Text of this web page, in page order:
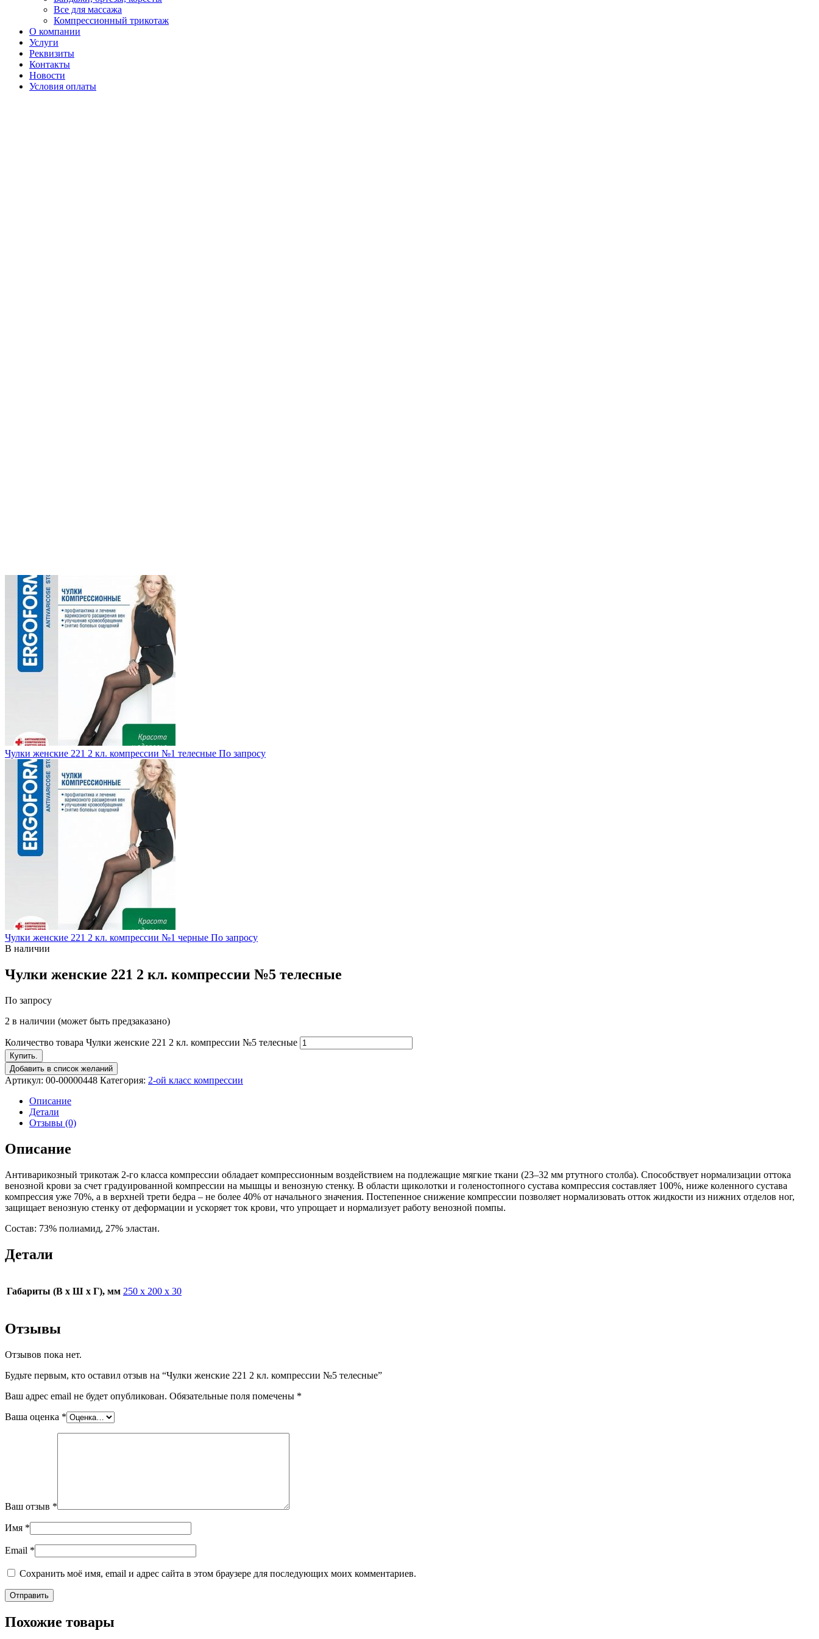
Все для массажа
Компрессионный трикотаж
О компании
Услуги
Реквизиты
Контакты
Новости
Условия оплаты
Чулки женские 221 2 кл. компрессии №1 телесные По запросу
Чулки женские 221 2 кл. компрессии №1 черные По запросу
В наличии
Чулки женские 221 2 кл. компрессии №5 телесные
По запросу
2 в наличии (может быть предзаказано)
Количество товара Чулки женские 221 2 кл. компрессии №5 телесные
Купить.
Добавить в список желаний
Артикул: 00-00000448 Категория: 2-ой класс компрессии
Описание
Детали
Отзывы (0)
Описание
Антиварикозный трикотаж 2-го класса компрессии обладает компрессионным воздействием на подлежащие мягкие ткани (23–32 мм ртутного столба). Способствует нормализации оттока
венозной крови за счет градуированной компрессии на мышцы и венозную стенку. В области щиколотки и голеностопного сустава компрессия составляет 100%, ниже коленного сустава
компрессия уже 70%, а в верхней трети бедра – не более 40% от начального значения. Постепенное снижение компрессии позволяет нормализовать отток жидкости из нижних отделов ног,
защищает венозную стенку от деформации и ускоряет ток крови, что упрощает и нормализует работу венозной помпы.
Состав: 73% полиамид, 27% эластан.
Детали
Габариты (В х Ш х Г), мм 250 х 200 х 30
Отзывы
Отзывов пока нет.
Будьте первым, кто оставил отзыв на “Чулки женские 221 2 кл. компрессии №5 телесные”
Ваш адрес email не будет опубликован. Обязательные поля помечены *
Ваша оценка *
Ваш отзыв *
Имя *
Email *
Сохранить моё имя, email и адрес сайта в этом браузере для последующих моих комментариев.
Похожие товары